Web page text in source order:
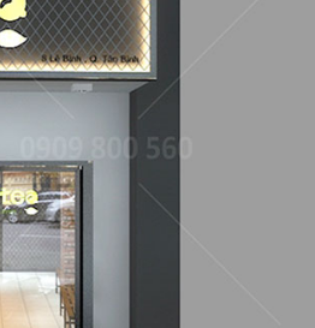
Dự án được chúng tôi hoàn